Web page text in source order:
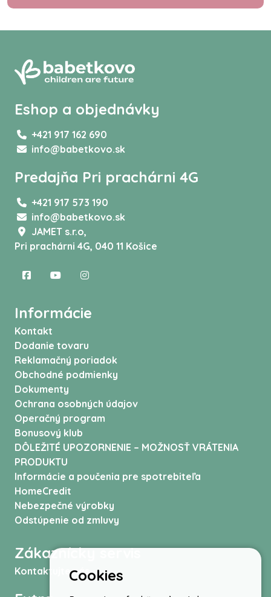
Eshop a objednávky
+421 917 162 690
info@babetkovo.sk
Predajňa Pri prachárni 4G
+421 917 573 190
info@babetkovo.sk
JAMET s.r.o,
Pri prachárni 4G, 040 11 Košice
Informácie
Kontakt
Dodanie tovaru
Reklamačný poriadok
Obchodné podmienky
Dokumenty
Ochrana osobných údajov
Operačný program
Bonusový klub
DÔLEŽITÉ UPOZORNENIE – MOŽNOSŤ VRÁTENIA
PRODUKTU
Informácie a poučenia pre spotrebiteľa
HomeCredit
Nebezpečné výrobky
Odstúpenie od zmluvy
Zákaznícky servis
Kontaktujte násCookies